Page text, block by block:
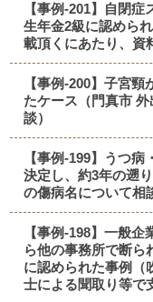
【事例-201】自閉
生年金2級に認めら
載頂くにあたり、資
【事例-200】子宮
たケース（門真市
談）
【事例-199】うつ
決定し、約3年の遡
の傷病名について相
【事例-198】一般
ら他の事務所で断ら
に認められた事例（
士による聞取り等で